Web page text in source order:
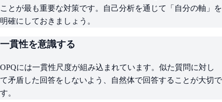
ことが最も重要な対策です。自己分析を通じて「自分の軸」を
明確にしておきましょう。
一貫性を意識する
OPQには一貫性尺度が組み込まれています。似た質問に対し
て矛盾した回答をしないよう、自然体で回答することが大切で
す。